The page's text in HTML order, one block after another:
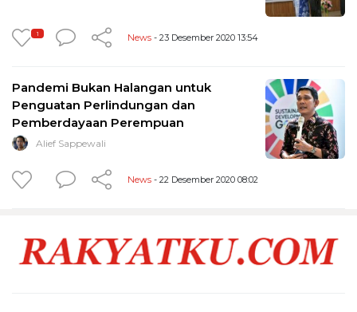
1 News - 23 Desember 2020 13:54
Pandemi Bukan Halangan untuk
Penguatan Perlindungan dan
Pemberdayaan Perempuan
Alief Sappewali
News - 22 Desember 2020 08:02